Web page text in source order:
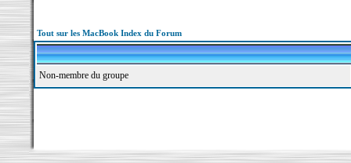
Tout sur les MacBook Index du Forum
Non-membre du groupe